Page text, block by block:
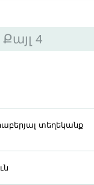
Քայլ 4
տեղեկանք